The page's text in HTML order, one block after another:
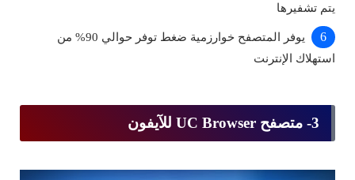
يتم تشفيرها
يوفر المتصفح خوارزمية ضغط توفر حوالي 90% من
استهلاك الإنترنت
3- متصفح UC Browser للآيفون